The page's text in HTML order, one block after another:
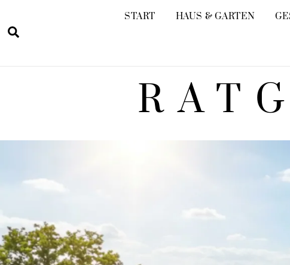
content
START HAUS & GARTEN